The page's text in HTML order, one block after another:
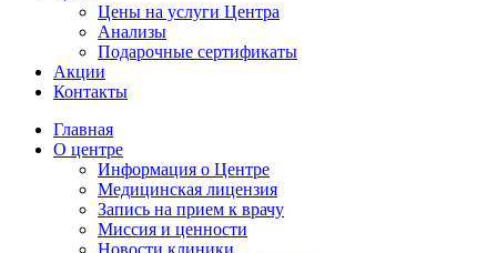
Цены на услуги Центра
Анализы
Подарочные сертификаты
Акции
Контакты
Главная
О центре
Информация о Центре
Медицинская лицензия
Запись на прием к врачу
Миссия и ценности
Новости клиники